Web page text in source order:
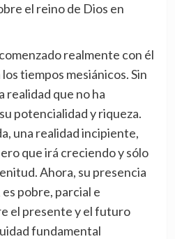
el reino de Dios en
realmente con él
tiempos mesiánicos. Sin
realidad que no ha
potencialidad y riqueza.
una realidad incipiente,
que irá creciendo y sólo
Ahora, su presencia
pobre, parcial e
el presente y el futuro
fundamental